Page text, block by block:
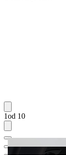
1od 10